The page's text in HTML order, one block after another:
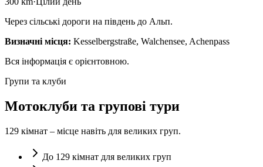
Через сільські дороги на південь до Альп.
Визначні місця: Kesselbergstraße, Walchensee, Achenpass
Вся інформація є орієнтовною.
Групи та клуби
Мотоклуби та групові тури
129 кімнат – місце навіть для великих груп.
До 129 кімнат для великих груп